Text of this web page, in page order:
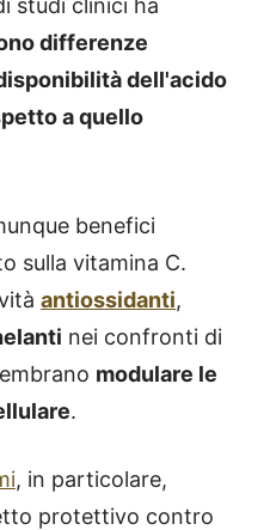
studi clinici ha
differenze
dell'acido
a quello
benefici
sulla vitamina C.
antiossidanti,
nei confronti di
modulare le
.
, in particolare,
protettivo contro